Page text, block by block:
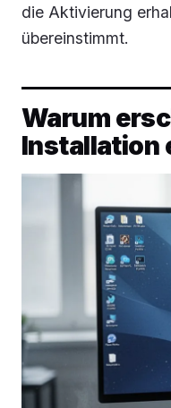
die Aktivierung
übereinstimmt.
Warum
Installation